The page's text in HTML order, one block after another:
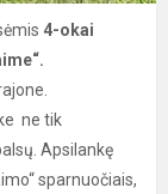
4-okai
ne tik
Apsilankę
sparnuočiais,